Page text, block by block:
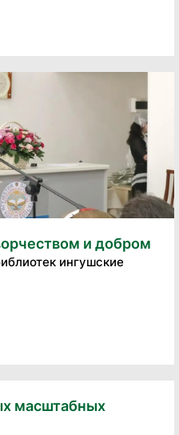
и добром
ингушские
масштабных